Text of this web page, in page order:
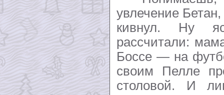
увлечение
кивнул. Ну
рассчитали:
Боссе — на
своим Пелле
столовой. И